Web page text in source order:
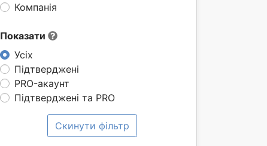
Компанія
Показати
Усіх
Підтверджені
PRO-акаунт
Підтверджені та PRO
Скинути фільтр